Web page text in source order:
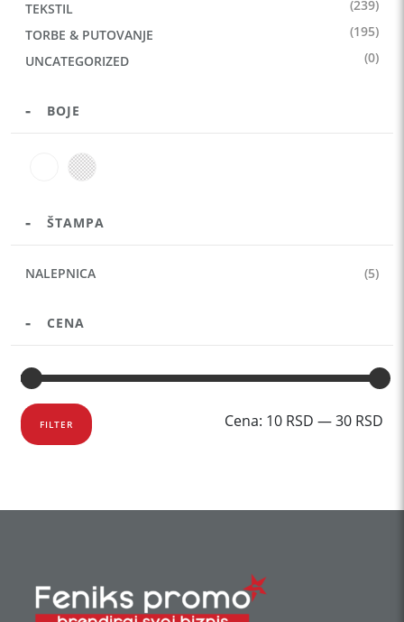
TEKSTIL
(239)
TORBE & PUTOVANJE
(195)
UNCATEGORIZED
(0)
BOJE
ŠTAMPA
NALEPNICA (5)
CENA
FILTER Cena: 10 RSD —30 RSD